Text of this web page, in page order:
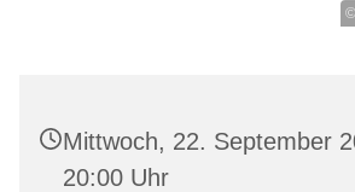
Mittwoch, 22. September
20:00 Uhr